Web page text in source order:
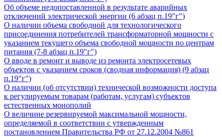
Об объеме недопоставленной в результате аварийных
отключений электрической энергии (6 абзац п.19"г")
О наличии объема свободной для технологического
присоединения потребителей трансформаторной мощности с
указанием текущего объема свободной мощности по центрам
питания (7-8 абзац п.19"г")
О вводе в ремонт и выводе из ремонта электросетевых
объектов с указанием сроков (сводная информация) (9 абзац
п.19"г")
О наличии (об отсутствии) технической возможности доступа
к регулируемым товарам (работам, услугам) субъектов
естественных монополий
О величине резервируемой максимальной мощности,
определяемой в соответствии с утвержденным
постановлением Правительства РФ от 27.12.2004 №861